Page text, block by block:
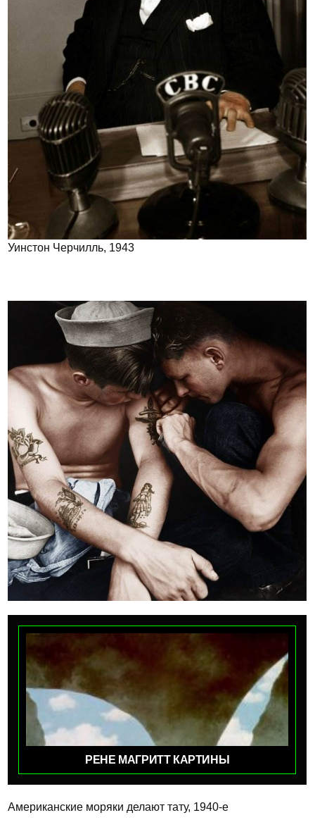
Уинстон Черчилль, 1943
РЕНЕ МАГРИТТ КАРТИНЫ
Американские моряки делают тату, 1940-е